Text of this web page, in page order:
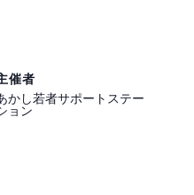
催者
かし若者サポートステー
ョン